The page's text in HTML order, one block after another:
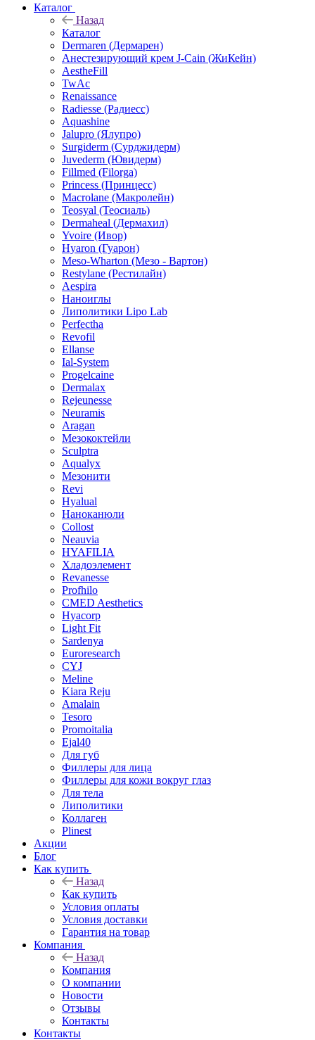
Каталог
Назад
Каталог
Dermaren (Дермарен)
Анестезирующий крем J-Cain (ЖиКейн)
AestheFill
TwAc
Renaissance
Radiesse (Радиесс)
Aquashine
Jalupro (Ялупро)
Surgiderm (Сурджидерм)
Juvederm (Ювидерм)
Fillmed (Filorga)
Princess (Принцесс)
Macrolane (Макролейн)
Teosyal (Теосиаль)
Dermaheal (Дермахил)
Yvoire (Ивор)
Hyaron (Гуарон)
Meso-Wharton (Мезо - Вартон)
Restylane (Рестилайн)
Aespira
Наноиглы
Липолитики Lipo Lab
Perfectha
Revofil
Ellanse
Ial-System
Progelcaine
Dermalax
Rejeunesse
Neuramis
Aragan
Мезококтейли
Sculptra
Aqualyx
Мезонити
Revi
Hyalual
Наноканюли
Collost
Neauvia
HYAFILIA
Хладоэлемент
Revanesse
Profhilo
CMED Aesthetics
Hyacorp
Light Fit
Sardenya
Euroresearch
CYJ
Meline
Kiara Reju
Amalain
Tesoro
Promoitalia
Ejal40
Для губ
Филлеры для лица
Филлеры для кожи вокруг глаз
Для тела
Липолитики
Коллаген
Plinest
Акции
Блог
Как купить
Назад
Как купить
Условия оплаты
Условия доставки
Гарантия на товар
Компания
Назад
Компания
О компании
Новости
Отзывы
Контакты
Контакты